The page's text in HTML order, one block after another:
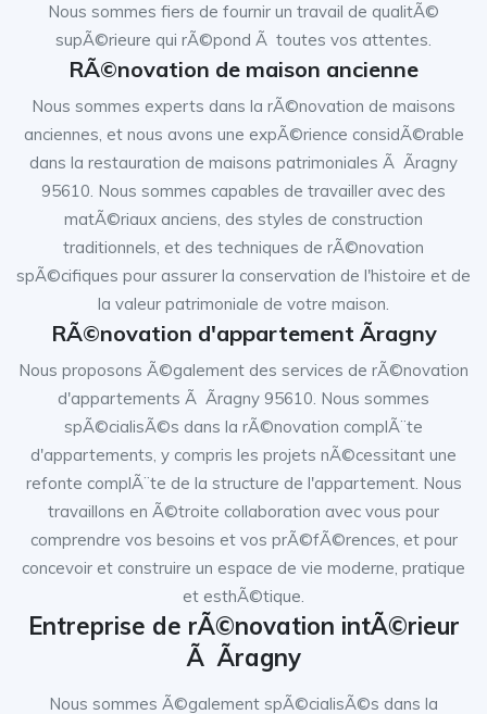
Nous sommes fiers de fournir un travail de qualitÃ©
supÃ©rieure qui rÃ©pond Ã toutes vos attentes.
RÃ©novation de maison ancienne
Nous sommes experts dans la rÃ©novation de maisons
anciennes, et nous avons une expÃ©rience considÃ©rable
dans la restauration de maisons patrimoniales Ã Ãragny
95610. Nous sommes capables de travailler avec des
matÃ©riaux anciens, des styles de construction
traditionnels, et des techniques de rÃ©novation
spÃ©cifiques pour assurer la conservation de l'histoire et de
la valeur patrimoniale de votre maison.
RÃ©novation d'appartement Ãragny
Nous proposons Ã©galement des services de rÃ©novation
d'appartements Ã Ãragny 95610. Nous sommes
spÃ©cialisÃ©s dans la rÃ©novation complÃ¨te
d'appartements, y compris les projets nÃ©cessitant une
refonte complÃ¨te de la structure de l'appartement. Nous
travaillons en Ã©troite collaboration avec vous pour
comprendre vos besoins et vos prÃ©fÃ©rences, et pour
concevoir et construire un espace de vie moderne, pratique
et esthÃ©tique.
Entreprise de rÃ©novation intÃ©rieur
Ã Ãragny
Nous sommes Ã©galement spÃ©cialisÃ©s dans la